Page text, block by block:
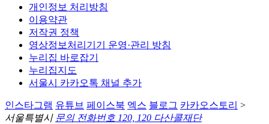
개인정보 처리방침
이용약관
저작권 정책
영상정보처리기기 운영·관리 방침
누리집 바로잡기
누리집지도
서울시 카카오톡 채널 추가
인스타그램 유튜브 페이스북 엑스 블로그 카카오스토리 >
서울특별시 문의 전화번호 120, 120 다산콜재단